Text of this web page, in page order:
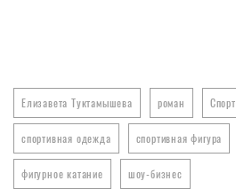
Елизавета Туктамышева роман Спорт
спортивная одежда спортивная фигура
фигурное катание шоу-бизнес